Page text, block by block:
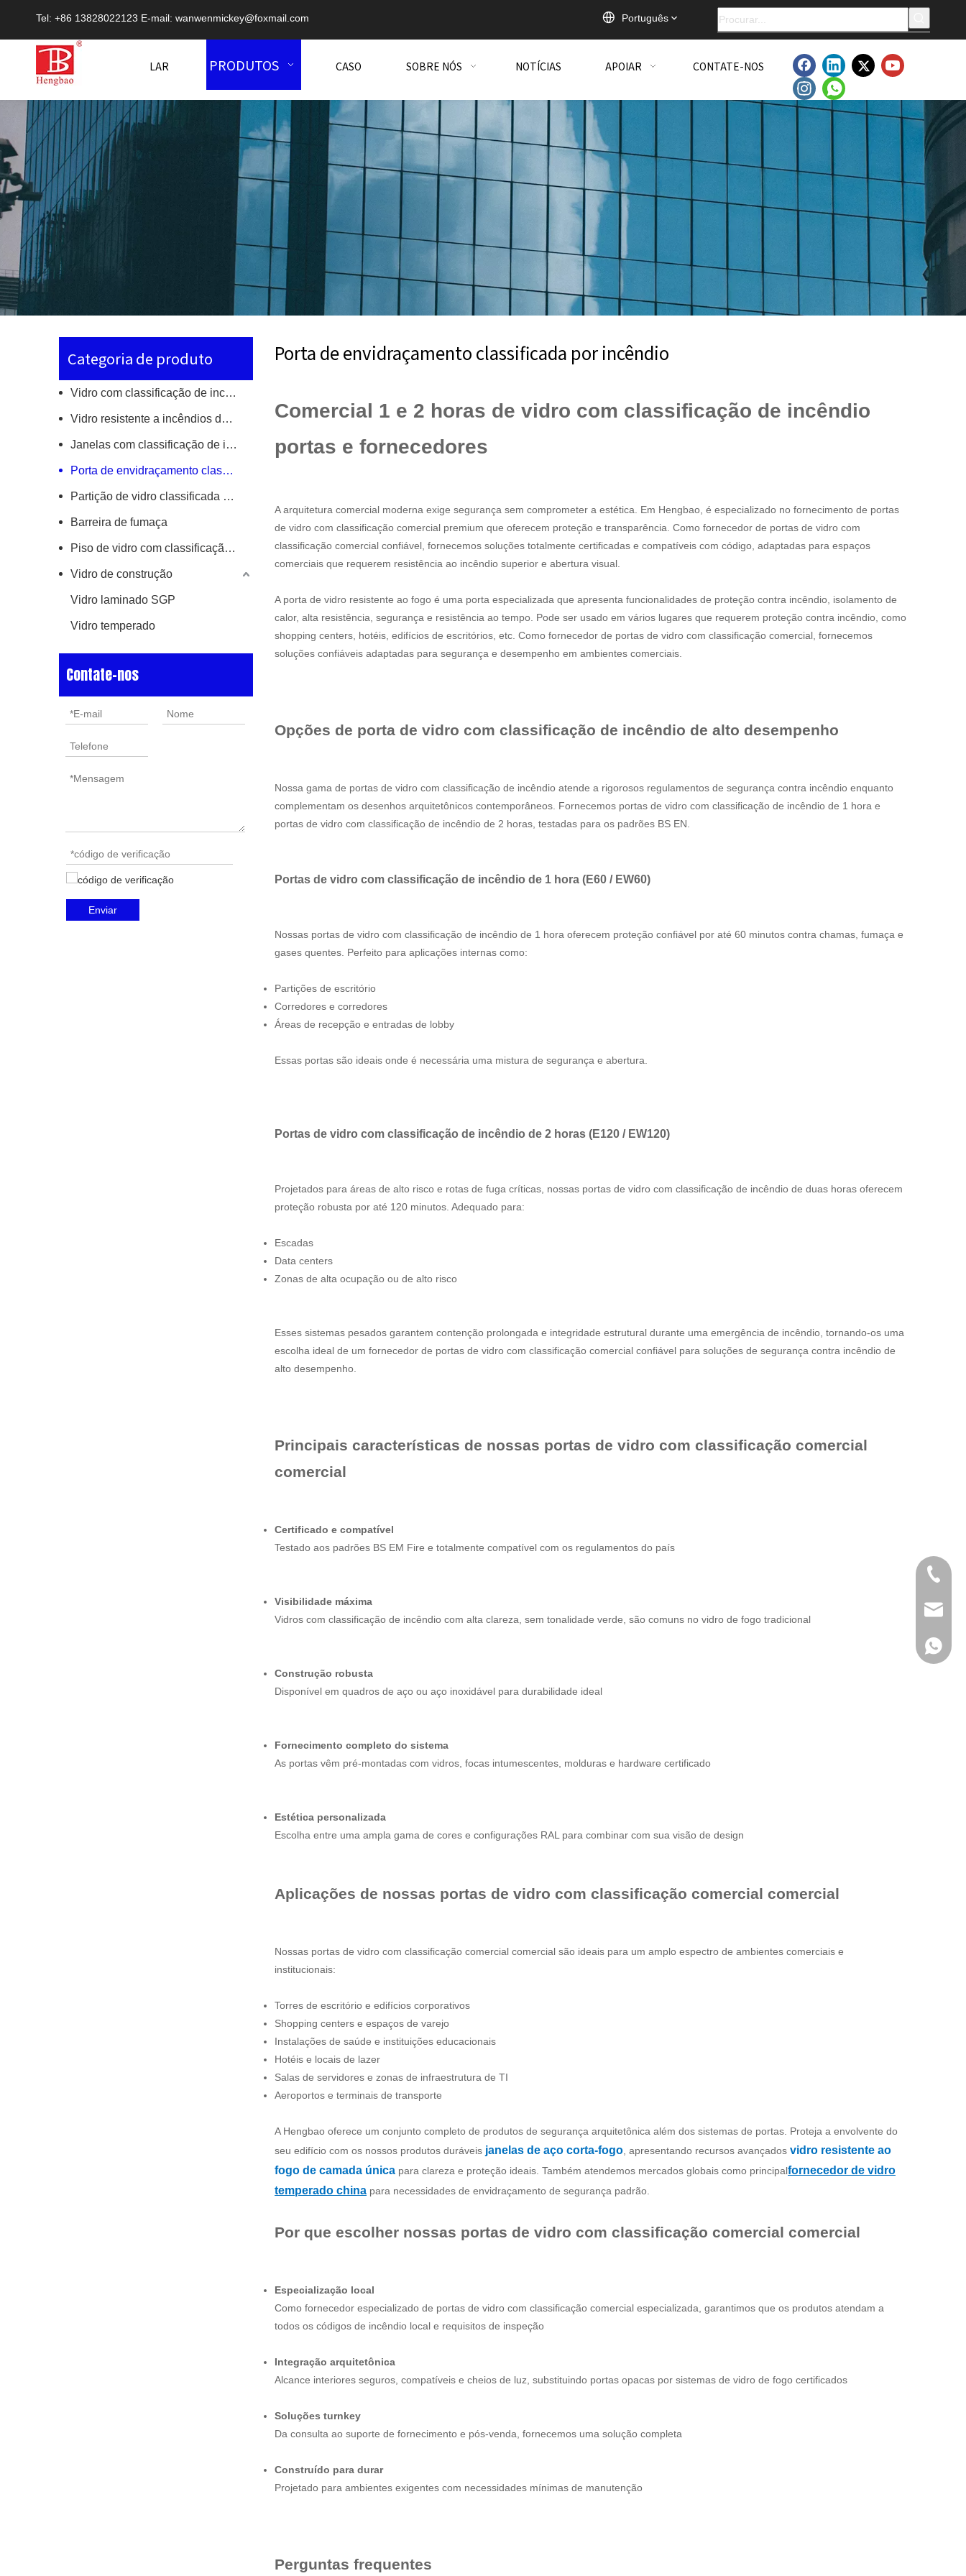
Tel: +86 13828022123 E-mail: wanwenmickey@foxmail.com Português
LAR PRODUTOS CASO SOBRE NÓS NOTÍCIAS APOIAR CONTATE-NOS
Categoria de produto
Vidro com classificação de incêndio de camada única
Vidro resistente a incêndios de FPOs
Janelas com classificação de incêndio
Porta de envidraçamento classificada por incêndio
Partição de vidro classificada por incêndio
Barreira de fumaça
Piso de vidro com classificação de incêndio/clarabóia
Vidro de construção
Vidro laminado SGP
Vidro temperado
Contate-nos
Enviar
Porta de envidraçamento classificada por incêndio
Comercial 1 e 2 horas de vidro com classificação de incêndio
portas e fornecedores
A arquitetura comercial moderna exige segurança sem comprometer a estética. Em Hengbao, é especializado no fornecimento de portas
de vidro com classificação comercial premium que oferecem proteção e transparência. Como fornecedor de portas de vidro com
classificação comercial confiável, fornecemos soluções totalmente certificadas e compatíveis com código, adaptadas para espaços
comerciais que requerem resistência ao incêndio superior e abertura visual.
A porta de vidro resistente ao fogo é uma porta especializada que apresenta funcionalidades de proteção contra incêndio, isolamento de
calor, alta resistência, segurança e resistência ao tempo. Pode ser usado em vários lugares que requerem proteção contra incêndio, como
shopping centers, hotéis, edifícios de escritórios, etc. Como fornecedor de portas de vidro com classificação comercial, fornecemos
soluções confiáveis ​​adaptadas para segurança e desempenho em ambientes comerciais.
Opções de porta de vidro com classificação de incêndio de alto desempenho
Nossa gama de portas de vidro com classificação de incêndio atende a rigorosos regulamentos de segurança contra incêndio enquanto
complementam os desenhos arquitetônicos contemporâneos. Fornecemos portas de vidro com classificação de incêndio de 1 hora e
portas de vidro com classificação de incêndio de 2 horas, testadas para os padrões BS EN.
Portas de vidro com classificação de incêndio de 1 hora (E60 / EW60)
Nossas portas de vidro com classificação de incêndio de 1 hora oferecem proteção confiável por até 60 minutos contra chamas, fumaça e
gases quentes. Perfeito para aplicações internas como:
Partições de escritório
Corredores e corredores
Áreas de recepção e entradas de lobby
Essas portas são ideais onde é necessária uma mistura de segurança e abertura.
Portas de vidro com classificação de incêndio de 2 horas (E120 / EW120)
Projetados para áreas de alto risco e rotas de fuga críticas, nossas portas de vidro com classificação de incêndio de duas horas oferecem
proteção robusta por até 120 minutos. Adequado para:
Escadas
Data centers
Zonas de alta ocupação ou de alto risco
Esses sistemas pesados ​​garantem contenção prolongada e integridade estrutural durante uma emergência de incêndio, tornando-os uma
escolha ideal de um fornecedor de portas de vidro com classificação comercial confiável para soluções de segurança contra incêndio de
alto desempenho.
Principais características de nossas portas de vidro com classificação comercial
comercial
Certificado e compatível
Testado aos padrões BS EM Fire e totalmente compatível com os regulamentos do país
Visibilidade máxima
Vidros com classificação de incêndio com alta clareza, sem tonalidade verde, são comuns no vidro de fogo tradicional
Construção robusta
Disponível em quadros de aço ou aço inoxidável para durabilidade ideal
Fornecimento completo do sistema
As portas vêm pré-montadas com vidros, focas intumescentes, molduras e hardware certificado
Estética personalizada
Escolha entre uma ampla gama de cores e configurações RAL para combinar com sua visão de design
Aplicações de nossas portas de vidro com classificação comercial comercial
Nossas portas de vidro com classificação comercial comercial são ideais para um amplo espectro de ambientes comerciais e
institucionais:
Torres de escritório e edifícios corporativos
Shopping centers e espaços de varejo
Instalações de saúde e instituições educacionais
Hotéis e locais de lazer
Salas de servidores e zonas de infraestrutura de TI
Aeroportos e terminais de transporte
A Hengbao oferece um conjunto completo de produtos de segurança arquitetônica além dos sistemas de portas. Proteja a envolvente do
seu edifício com os nossos produtos duráveis janelas de aço corta-fogo , apresentando recursos avançados vidro resistente ao
fogo de camada única para clareza e proteção ideais. Também atendemos mercados globais como principalfornecedor de vidro
temperado china para necessidades de envidraçamento de segurança padrão.
Por que escolher nossas portas de vidro com classificação comercial comercial
Especialização local
Como fornecedor especializado de portas de vidro com classificação comercial especializada, garantimos que os produtos atendam a
todos os códigos de incêndio local e requisitos de inspeção
Integração arquitetônica
Alcance interiores seguros, compatíveis e cheios de luz, substituindo portas opacas por sistemas de vidro de fogo certificados
Soluções turnkey
Da consulta ao suporte de fornecimento e pós-venda, fornecemos uma solução completa
Construído para durar
Projetado para ambientes exigentes com necessidades mínimas de manutenção
Perguntas frequentes
+86-
+86-